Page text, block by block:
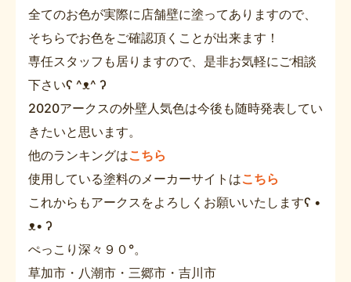
全てのお色が実際に店舗壁に塗ってありますので、
そちらでお色をご確認頂くことが出来ます！
専任スタッフも居りますので、是非お気軽にご相談
下さいʕ ^ᴥ^ ʔ
2020アークスの外壁人気色は今後も随時発表してい
きたいと思います。
他のランキングはこちら
使用している塗料のメーカーサイトはこちら
これからもアークスをよろしくお願いいたしますʕ •
ᴥ• ʔ
ぺっこり深々９０°。
草加市・八潮市・三郷市・吉川市